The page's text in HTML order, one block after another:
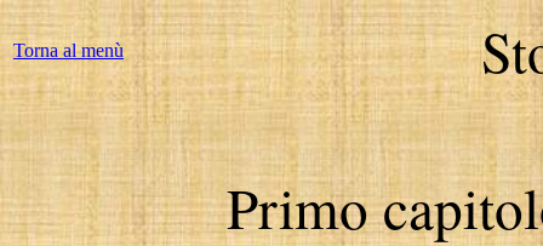
Torna al menù
Primo